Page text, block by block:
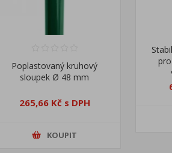
Poplastovaný kruhový
sloupek Ø 48 mm
265,66 Kč s DPH
KOUPIT